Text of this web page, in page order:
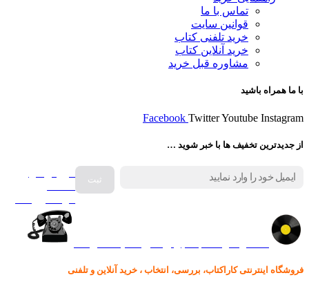
تماس با ما
قوانین سایت
خرید تلفنی کتاب
خرید آنلاین کتاب
مشاوره قبل خرید
با ما همراه باشید
Facebook TwitterYoutube Instagram
از جدیدترین تخفیف ها با خبر شوید …
فروش انواع
فروشگاه اینترنتی کاراکتاب، بررسی، انتخاب ، خرید آنلاین و تلفنی